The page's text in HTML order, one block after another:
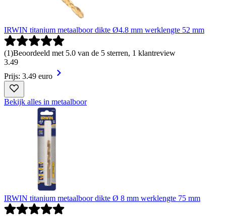
IRWIN titanium metaalboor dikte Ø4.8 mm werklengte 52 mm
(1)Beoordeeld met 5.0 van de 5 sterren, 1 klantreview
3.49
Prijs: 3.49 euro
Bekijk alles in metaalboor
IRWIN titanium metaalboor dikte Ø 8 mm werklengte 75 mm